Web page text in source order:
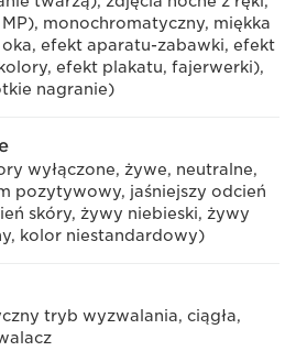
monochromatyczny, miękka
efekt aparatu-zabawki, efekt
efekt plakatu, fajerwerki),
nagranie)
wyłączone, żywe, neutralne,
pozytywowy, jaśniejszy odcień
skóry, żywy niebieski, żywy
kolor niestandardowy)
tryb wyzwalania, ciągła,